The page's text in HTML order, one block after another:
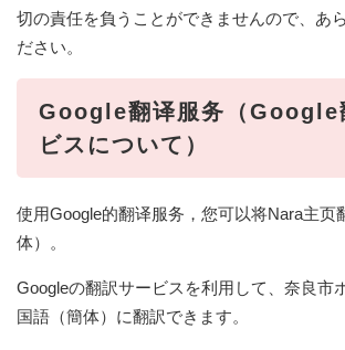
切の責任を負うことができませんので、あ
ださい。
Google翻译服务（Google
ビスについて）
使用Google的翻译服务，您可以将Nara主页
体）。
Googleの翻訳サービスを利用して、奈良市
国語（簡体）に翻訳できます。